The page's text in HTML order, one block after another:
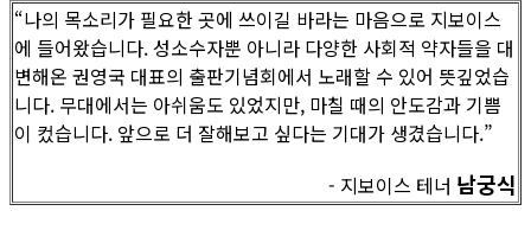
“나의 목소리가 필요한 곳에 쓰이길 바라는 마음으로 지보이스
에 들어왔습니다. 성소수자뿐 아니라 다양한 사회적 약자들을 대
변해온 권영국 대표의 출판기념회에서 노래할 수 있어 뜻깊었습
니다. 무대에서는 아쉬움도 있었지만, 마칠 때의 안도감과 기쁨
이 컸습니다. 앞으로 더 잘해보고 싶다는 기대가 생겼습니다.”
- 지보이스 테너 남궁식